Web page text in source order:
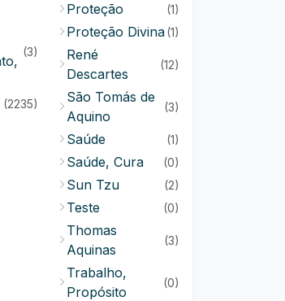
(3)
(2235)
Proteção (1)
Proteção Divina(1)
René
Descartes
(12)
São Tomás de
Aquino
(3)
Saúde (1)
Saúde, Cura (0)
Sun Tzu (2)
Teste (0)
Thomas
Aquinas
(3)
Trabalho,
Propósito
(0)